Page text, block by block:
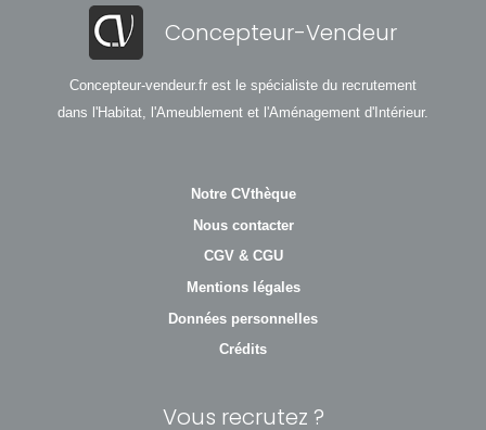
Concepteur-Vendeur
Concepteur-vendeur.fr est le spécialiste du recrutement
dans l'Habitat, l'Ameublement et l'Aménagement d'Intérieur.
Notre CVthèque
Nous contacter
CGV & CGU
Mentions légales
Données personnelles
Crédits
Vous recrutez ?